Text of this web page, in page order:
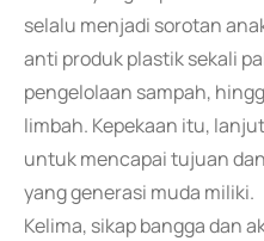
selalu menjadi sorotan
anti produk plastik sekali
pengelolaan sampah,
limbah. Kepekaan itu,
untuk mencapai tujuan
yang generasi muda miliki.
Kelima, sikap bangga dan